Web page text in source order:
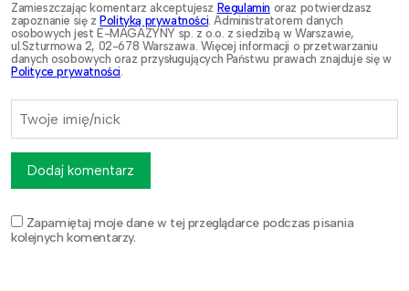
Zamieszczając komentarz akceptujesz Regulamin oraz potwierdzasz
zapoznanie się z Polityką prywatności. Administratorem danych
osobowych jest E-MAGAZYNY sp. z o.o. z siedzibą w Warszawie,
ul.Szturmowa 2, 02-678 Warszawa. Więcej informacji o przetwarzaniu
danych osobowych oraz przysługujących Państwu prawach znajduje się w
Polityce prywatności.
Zapamiętaj moje dane w tej przeglądarce podczas pisania
kolejnych komentarzy.
Dodaj komentarz